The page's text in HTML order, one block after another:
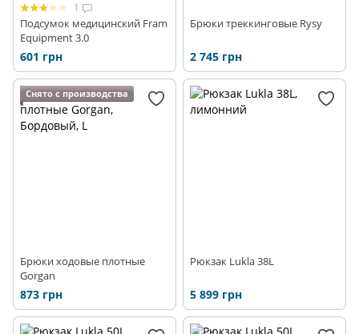
1
Подсумок медицинский Fram
Equipment 3.0
601 грн
Брюки треккинговые Rysy
2 745 грн
Снято с производства
Брюки ходовые плотные
Gorgan
873 грн
Рюкзак Lukla 38L
5 899 грн